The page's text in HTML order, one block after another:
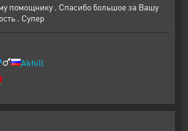
помощнику . Спасибо большое за Вашу
. Супер
Akhill